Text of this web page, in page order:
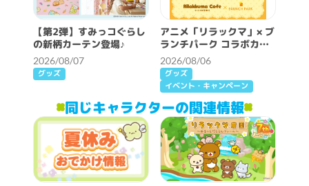
【第2弾】すみっコぐらし
の新柄カーテン登場♪
2026/08/07
グッズ
アニメ「リラックマ」× ブ
ランチパーク コラボカフ
ェ開催決定！
2026/08/06
グッズ
イベント・キャンペーン
同じキャラクターの関連情報